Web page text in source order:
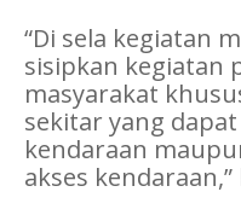
“Di sela kegiatan
sisipkan kegiatan
masyarakat
sekitar yang
kendaraan
akses